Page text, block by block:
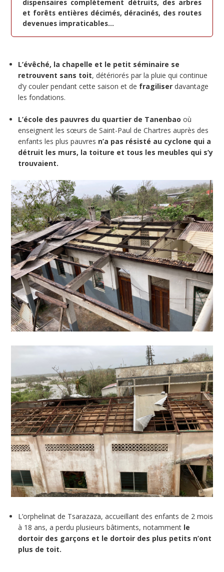
dispensaires complètement détruits, des arbres
et forêts entières décimés, déracinés, des routes
devenues impraticables...
L’évêché, la chapelle et le petit séminaire se
retrouvent sans toit, détériorés par la pluie qui continue
d’y couler pendant cette saison et de fragiliser davantage
les fondations.
L’école des pauvres du quartier de Tanenbao où
enseignent les sœurs de Saint-Paul de Chartres auprès des
enfants les plus pauvres n’a pas résisté au cyclone qui a
détruit les murs, la toiture et tous les meubles qui s’y
trouvaient.
L’orphelinat de Tsarazaza, accueillant des enfants de 2 mois
à 18 ans, a perdu plusieurs bâtiments, notamment le
dortoir des garçons et le dortoir des plus petits n’ont
plus de toit.